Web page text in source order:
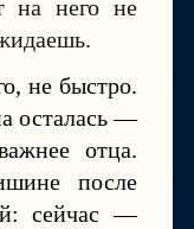
на него не
не быстро.
осталась —
отца.
после
сейчас —